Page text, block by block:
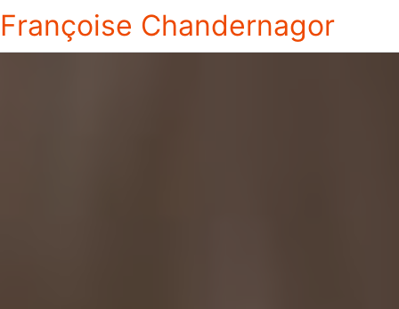
Françoise Chandernagor